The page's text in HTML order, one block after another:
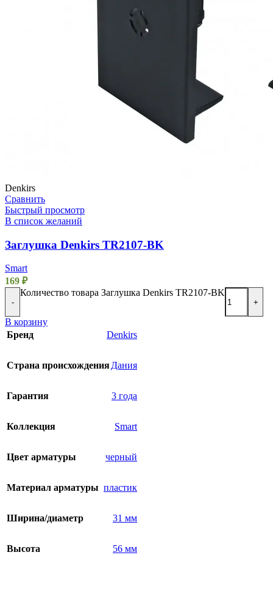
Denkirs
Сравнить
Быстрый просмотр
В список желаний
Заглушка Denkirs TR2107-BK
Smart
169 ₽
-
Количество товара Заглушка Denkirs TR2107-BK
+
В корзину
Бренд
Denkirs
Страна происхожденияДания
Гарантия 3 года
Коллекция Smart
Цвет арматуры черный
Материал арматуры пластик
Ширина/диаметр 31 мм
Высота 56 мм